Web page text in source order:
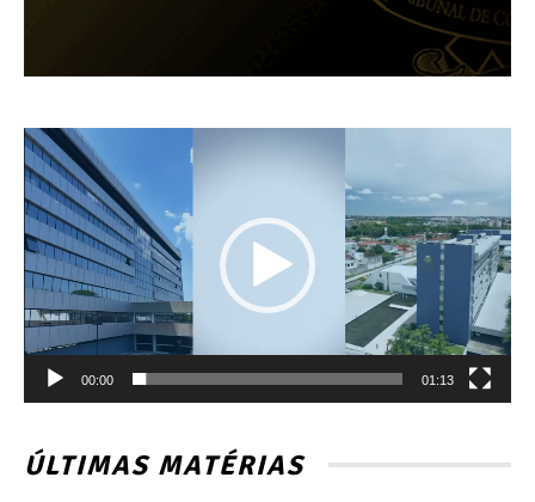
Tocador
de
vídeo
00:00 01:13
ÚLTIMAS MATÉRIAS